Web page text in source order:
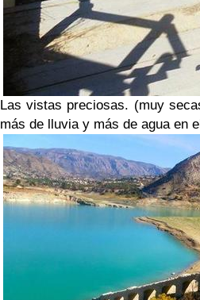
Las vistas preciosas. (muy
más de lluvia y más de agua en